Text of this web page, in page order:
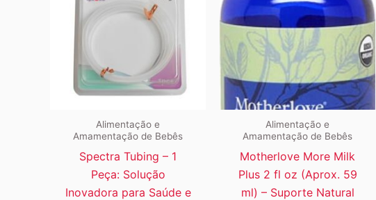
Alimentação e
Amamentação de Bebês
Spectra Tubing – 1
Peça: Solução
Inovadora para Saúde e
Alimentação e
Amamentação de Bebês
Motherlove More Milk
Plus 2 fl oz (Aprox. 59
ml) – Suporte Natural